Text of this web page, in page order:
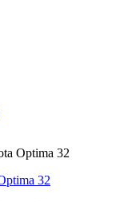
Optima 32